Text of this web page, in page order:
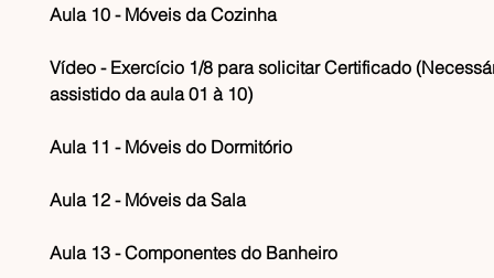
Aula 10 - Móveis da Cozinha
Vídeo - Exercício 1/8 para solicitar Certificado
assistido da aula 01 à 10)
Aula 11 - Móveis do Dormitório
Aula 12 - Móveis da Sala
Aula 13 - Componentes do Banheiro